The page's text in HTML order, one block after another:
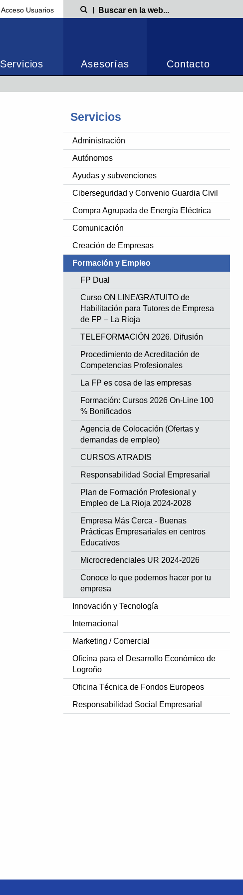
Acceso Usuarios Búsqueda
Servicios Asesorías Contacto
Servicios
Administración
Autónomos
Ayudas y subvenciones
Ciberseguridad y Convenio Guardia Civil
Compra Agrupada de Energía Eléctrica
Comunicación
Creación de Empresas
Formación y Empleo
FP Dual
Curso ON LINE/GRATUITO de
Habilitación para Tutores de Empresa
de FP – La Rioja
TELEFORMACIÓN 2026. Difusión
Procedimiento de Acreditación de
Competencias Profesionales
La FP es cosa de las empresas
Formación: Cursos 2026 On-Line 100
% Bonificados
Agencia de Colocación (Ofertas y
demandas de empleo)
CURSOS ATRADIS
Responsabilidad Social Empresarial
Plan de Formación Profesional y
Empleo de La Rioja 2024-2028
Empresa Más Cerca - Buenas
Prácticas Empresariales en centros
Educativos
Microcredenciales UR 2024-2026
Conoce lo que podemos hacer por tu
empresa
Innovación y Tecnología
Internacional
Marketing / Comercial
Oficina para el Desarrollo Económico de
Logroño
Oficina Técnica de Fondos Europeos
Responsabilidad Social Empresarial